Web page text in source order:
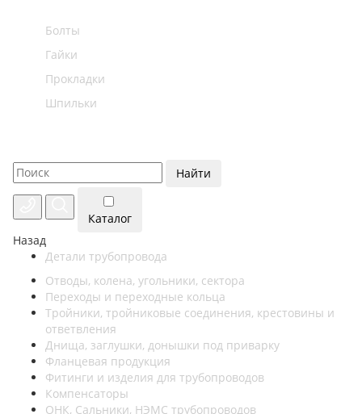
Болты
Гайки
Прокладки
Шпильки
Найти
Каталог
Назад
Детали трубопровода
Отводы, колена, угольники, сектора
Переходы и переходные кольца
Тройники, тройниковые соединения, крестовины и
ответвления
Днища, заглушки, донышки под приварку
Фланцевая продукция
Фитинги и изделия для трубопроводов
Компенсаторы
ОНК, Сальники, НЭМС трубопроводов